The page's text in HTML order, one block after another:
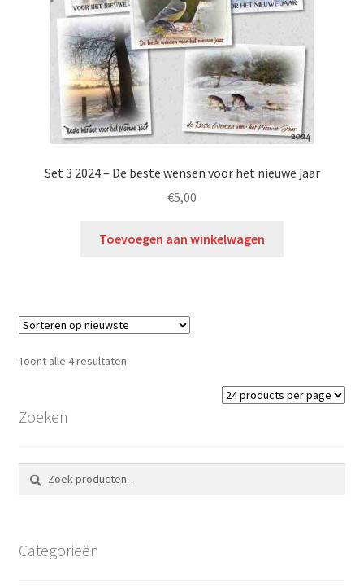
Set 3 2024 – De beste wensen voor het nieuwe jaar
€5,00
Toevoegen aan winkelwagen
Toont alle 4 resultaten
Zoeken
Zoeken
naar:
Zoeken
Categorieën